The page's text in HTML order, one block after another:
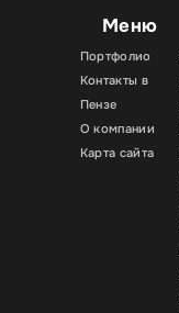
Меню
Портфолио
Контакты в
Пензе
О компании
Карта сайта